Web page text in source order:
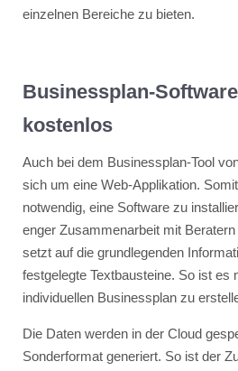
einzelnen Bereiche zu bieten.
Businessplan-
kostenlos
Auch bei dem Businessplan-Tool
sich um eine Web-Applikation.
notwendig, eine Software zu
enger Zusammenarbeit mit
setzt auf die grundlegenden
festgelegte Textbausteine. So ist es
individuellen Businessplan zu
Die Daten werden in der Cloud
Sonderformat generiert. So ist der